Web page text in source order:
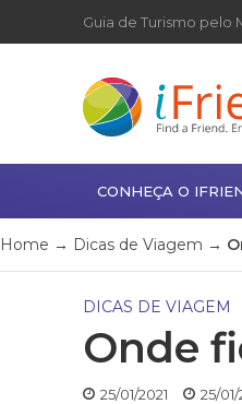
Guia de Turismo pelo
CONHEÇA O
Home → Dicas de Viagem →
DICAS DE VIAGEM
Onde
25/01/2021 25/01/